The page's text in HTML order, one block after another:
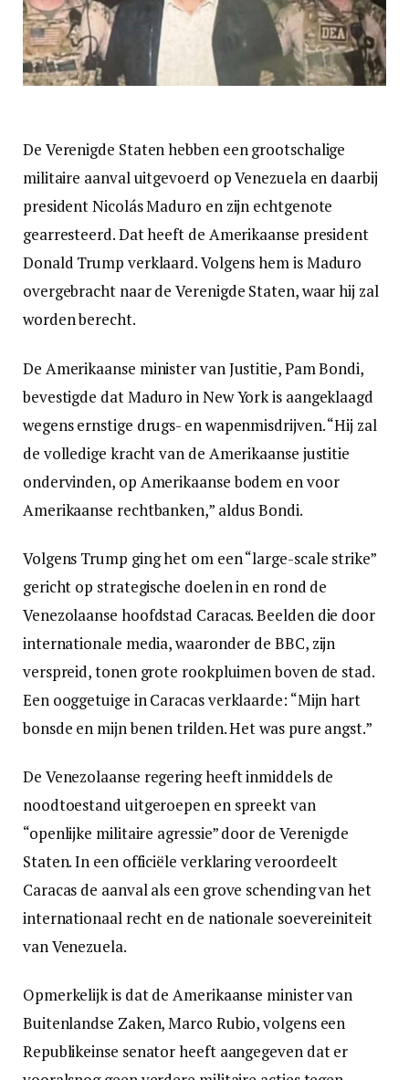
De Verenigde Staten hebben een grootschalige
militaire aanval uitgevoerd op Venezuela en daarbij
president Nicolás Maduro en zijn echtgenote
gearresteerd. Dat heeft de Amerikaanse president
Donald Trump verklaard. Volgens hem is Maduro
overgebracht naar de Verenigde Staten, waar hij zal
worden berecht.
De Amerikaanse minister van Justitie, Pam Bondi,
bevestigde dat Maduro in New York is aangeklaagd
wegens ernstige drugs- en wapenmisdrijven. “Hij zal
de volledige kracht van de Amerikaanse justitie
ondervinden, op Amerikaanse bodem en voor
Amerikaanse rechtbanken,” aldus Bondi.
Volgens Trump ging het om een “large-scale strike”
gericht op strategische doelen in en rond de
Venezolaanse hoofdstad Caracas. Beelden die door
internationale media, waaronder de BBC, zijn
verspreid, tonen grote rookpluimen boven de stad.
Een ooggetuige in Caracas verklaarde: “Mijn hart
bonsde en mijn benen trilden. Het was pure angst.”
De Venezolaanse regering heeft inmiddels de
noodtoestand uitgeroepen en spreekt van
“openlijke militaire agressie” door de Verenigde
Staten. In een officiële verklaring veroordeelt
Caracas de aanval als een grove schending van het
internationaal recht en de nationale soevereiniteit
van Venezuela.
Opmerkelijk is dat de Amerikaanse minister van
Buitenlandse Zaken, Marco Rubio, volgens een
Republikeinse senator heeft aangegeven dat er